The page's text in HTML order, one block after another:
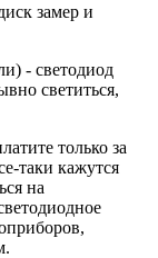
замер и
- светодиод
светиться,
только за
таки кажутся
на